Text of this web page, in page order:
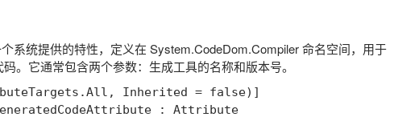
系统提供的特性，定义在 System.CodeDom.Compiler命名空间，用于
。它通常包含两个参数：生成工具的名称和版本号。
Inherited = false)]
: Attribute